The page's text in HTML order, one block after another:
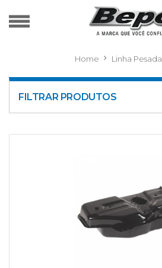
Home Linha Pesada
FILTRAR PRODUTOS